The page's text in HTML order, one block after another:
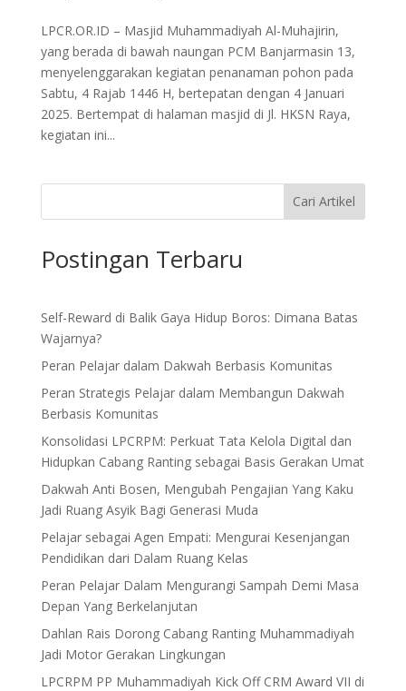
LPCR.OR.ID – Masjid Muhammadiyah Al-Muhajirin,
yang berada di bawah naungan PCM Banjarmasin 13,
menyelenggarakan kegiatan penanaman pohon pada
Sabtu, 4 Rajab 1446 H, bertepatan dengan 4 Januari
2025. Bertempat di halaman masjid di Jl. HKSN Raya,
kegiatan ini...
Cari Artikel
Postingan Terbaru
Self-Reward di Balik Gaya Hidup Boros: Dimana Batas
Wajarnya?
Peran Pelajar dalam Dakwah Berbasis Komunitas
Peran Strategis Pelajar dalam Membangun Dakwah
Berbasis Komunitas
Konsolidasi LPCRPM: Perkuat Tata Kelola Digital dan
Hidupkan Cabang Ranting sebagai Basis Gerakan Umat
Dakwah Anti Bosen, Mengubah Pengajian Yang Kaku
Jadi Ruang Asyik Bagi Generasi Muda
Pelajar sebagai Agen Empati: Mengurai Kesenjangan
Pendidikan dari Dalam Ruang Kelas
Peran Pelajar Dalam Mengurangi Sampah Demi Masa
Depan Yang Berkelanjutan
Dahlan Rais Dorong Cabang Ranting Muhammadiyah
Jadi Motor Gerakan Lingkungan
LPCRPM PP Muhammadiyah Kick Off CRM Award VII di